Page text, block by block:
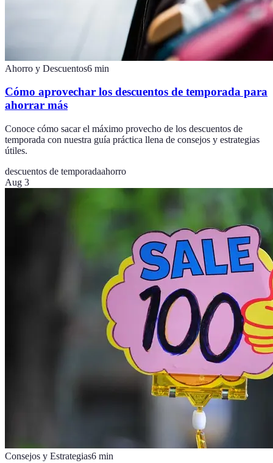
Ahorro y Descuentos6 min
Cómo aprovechar los descuentos de temporada para
ahorrar más
Conoce cómo sacar el máximo provecho de los descuentos de
temporada con nuestra guía práctica llena de consejos y estrategias
útiles.
descuentos de temporadaahorro
Aug 3
Consejos y Estrategias6 min